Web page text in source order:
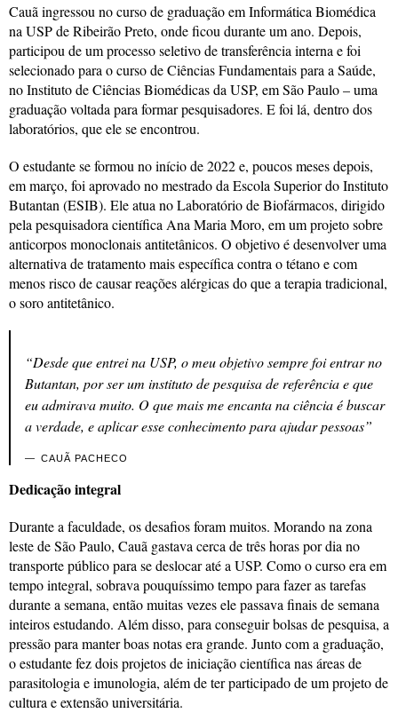
Cauã ingressou no curso de graduação em Informática Biomédica
na USP de Ribeirão Preto, onde ficou durante um ano. Depois,
participou de um processo seletivo de transferência interna e foi
selecionado para o curso de Ciências Fundamentais para a Saúde,
no Instituto de Ciências Biomédicas da USP, em São Paulo – uma
graduação voltada para formar pesquisadores. E foi lá, dentro dos
laboratórios, que ele se encontrou.
O estudante se formou no início de 2022 e, poucos meses depois,
em março, foi aprovado no mestrado da Escola Superior do Instituto
Butantan (ESIB). Ele atua no Laboratório de Biofármacos, dirigido
pela pesquisadora científica Ana Maria Moro, em um projeto sobre
anticorpos monoclonais antitetânicos. O objetivo é desenvolver uma
alternativa de tratamento mais específica contra o tétano e com
menos risco de causar reações alérgicas do que a terapia tradicional,
o soro antitetânico.
“Desde que entrei na USP, o meu objetivo sempre foi entrar no
Butantan, por ser um instituto de pesquisa de referência e que
eu admirava muito. O que mais me encanta na ciência é buscar
a verdade, e aplicar esse conhecimento para ajudar pessoas”
CAUÃ PACHECO
Dedicação integral
Durante a faculdade, os desafios foram muitos. Morando na zona
leste de São Paulo, Cauã gastava cerca de três horas por dia no
transporte público para se deslocar até a USP. Como o curso era em
tempo integral, sobrava pouquíssimo tempo para fazer as tarefas
durante a semana, então muitas vezes ele passava finais de semana
inteiros estudando. Além disso, para conseguir bolsas de pesquisa, a
pressão para manter boas notas era grande. Junto com a graduação,
o estudante fez dois projetos de iniciação científica nas áreas de
parasitologia e imunologia, além de ter participado de um projeto de
cultura e extensão universitária.